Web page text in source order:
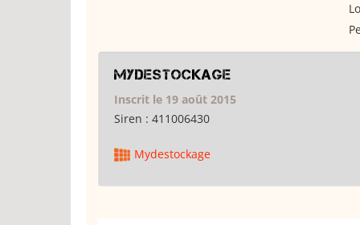
Mydestockage
Inscrit le 19 août 2015
Siren : 411006430
Mydestockage